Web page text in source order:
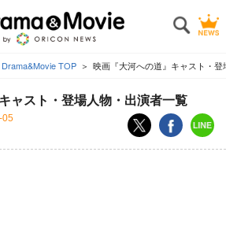
Drama&Movie TOP 映画『大河への道』キャスト・
ャスト・登場人物・出演者一覧
05